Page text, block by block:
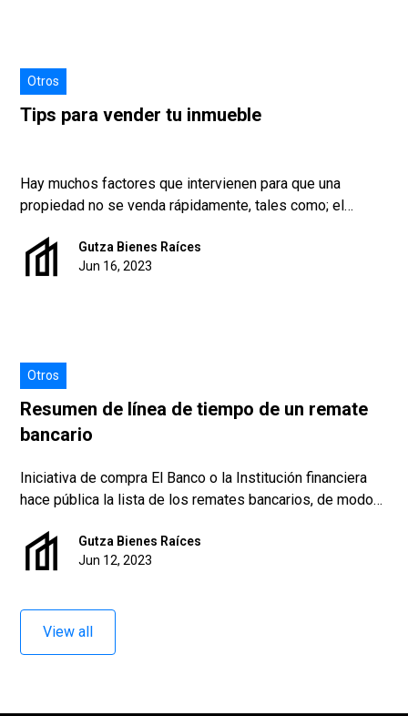
Otros
Tips para vender tu inmueble
Hay muchos factores que intervienen para que una
propiedad no se venda rápidamente, tales como; el
publicitar el inmueble, entre otros. Por ello, veremos
algunos consejos que pueden ayudar a concretar el ciclo
Gutza Bienes Raíces
Jun 16, 2023
Otros
Resumen de línea de tiempo de un remate
bancario
Iniciativa de compra El Banco o la Institución financiera
hace pública la lista de los remates bancarios, de modo
características legales).
Gutza Bienes Raíces
Jun 12, 2023
View all